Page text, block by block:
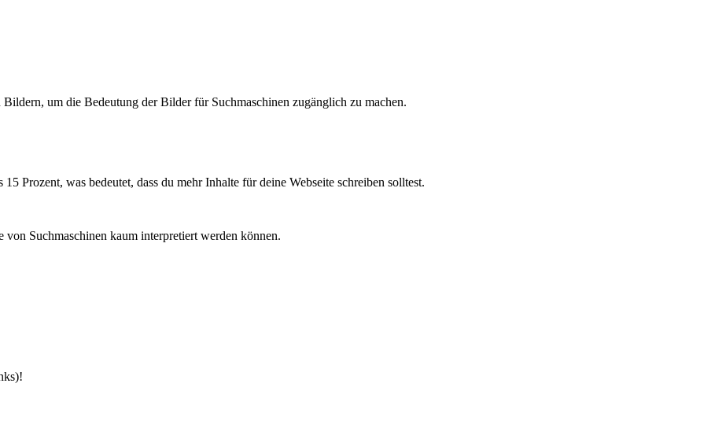
Bildern, um die Bedeutung der Bilder für Suchmaschinen zugänglich zu machen.
Prozent, was bedeutet, dass du mehr Inhalte für deine Webseite schreiben solltest.
Suchmaschinen kaum interpretiert werden können.